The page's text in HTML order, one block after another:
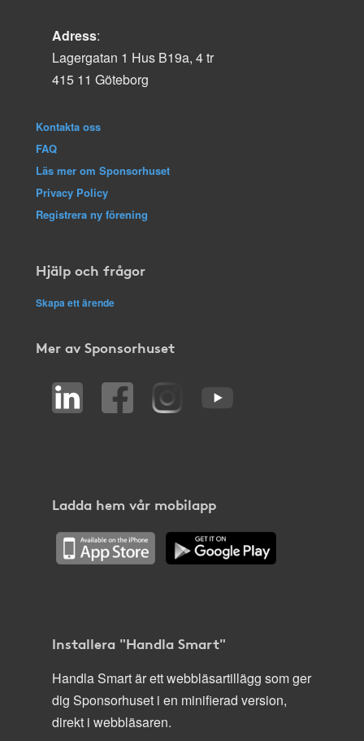
Adress:
Lagergatan 1 Hus B19a, 4 tr
415 11 Göteborg
Kontakta oss
FAQ
Läs mer om Sponsorhuset
Privacy Policy
Registrera ny förening
Hjälp och frågor
Skapa ett ärende
Mer av Sponsorhuset
Ladda hem vår mobilapp
Installera "Handla Smart"
Handla Smart är ett webbläsartillägg som ger
dig Sponsorhuset i en minifierad version,
direkt i webbläsaren.